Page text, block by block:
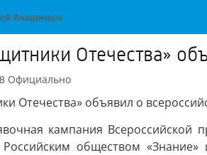
Отечества»
Официально
Отечества» объявил о
кампания
Российским обществом